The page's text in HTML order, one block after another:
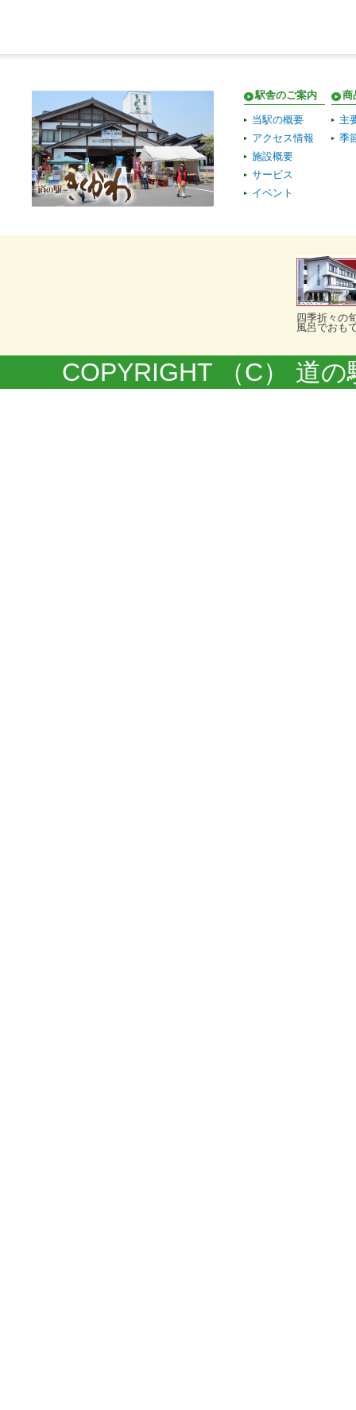
駅舎のご案内
当駅の概要
アクセス情報
施設概要
サービス
イベント
商
主
季
四季折々の
風呂でおも
COPYRIGHT （C） 道